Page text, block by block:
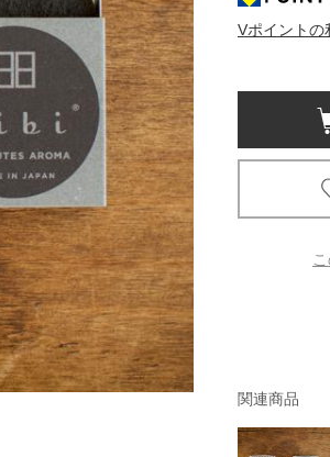
屋書
京都
枚方
書店
Vポイントの
関連商品